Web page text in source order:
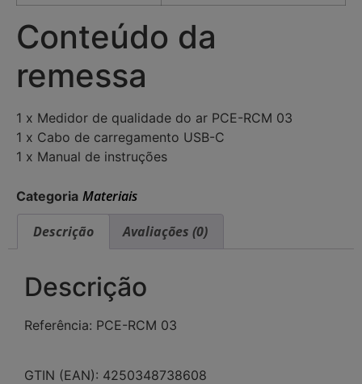
Conteúdo da
remessa
1 x Medidor de qualidade do ar PCE-RCM 03
1 x Cabo de carregamento USB-C
1 x Manual de instruções
Categoria Materiais
Descrição
Avaliações (0)
Descrição
Referência: PCE-RCM 03
GTIN (EAN): 4250348738608